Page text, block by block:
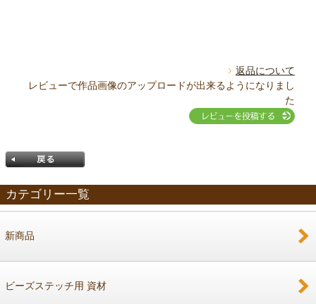
返品について
レビューで作品画像のアップロードが出来るようになりまし
た
カテゴリー一覧
新商品
ビーズステッチ用 資材